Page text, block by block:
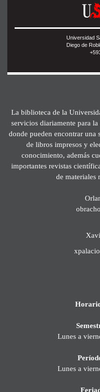
Universidad
Diego de
La biblioteca de la
servicios diariamente para
donde pueden encontrar una
de libros impresos y
conocimiento, además
importantes revistas
de materiales
Lunes a
Lunes a